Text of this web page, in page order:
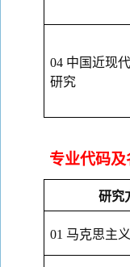
04 中国近现
研究
专业代码及
研究
01 马克思主